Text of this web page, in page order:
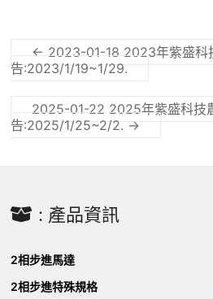
← 2023-01-18 2023年紫盛科
告:2023/1/19~1/29.
2025-01-22 2025年紫盛科技
告:2025/1/25~2/2. →
: 產品資訊
2相步進馬達
2相步進特殊規格